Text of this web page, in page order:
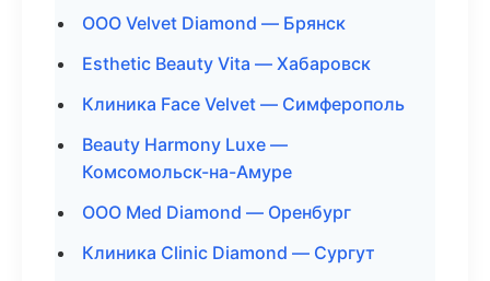
ООО Velvet Diamond — Брянск
Esthetic Beauty Vita — Хабаровск
Клиника Face Velvet — Симферополь
Beauty Harmony Luxe —
Комсомольск-на-Амуре
ООО Med Diamond — Оренбург
Клиника Clinic Diamond — Сургут